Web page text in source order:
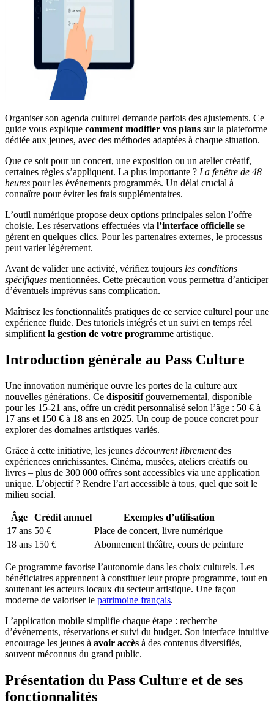
Organiser son agenda culturel demande parfois des ajustements. Ce
guide vous explique comment modifier vos plans sur la plateforme
dédiée aux jeunes, avec des méthodes adaptées à chaque situation.
Que ce soit pour un concert, une exposition ou un atelier créatif,
certaines règles s’appliquent. La plus importante ? La fenêtre de 48
heures pour les événements programmés. Un délai crucial à
connaître pour éviter les frais supplémentaires.
L’outil numérique propose deux options principales selon l’offre
choisie. Les réservations effectuées via l’interface officielle se
gèrent en quelques clics. Pour les partenaires externes, le processus
peut varier légèrement.
Avant de valider une activité, vérifiez toujours les conditions
spécifiques mentionnées. Cette précaution vous permettra d’anticiper
d’éventuels imprévus sans complication.
Maîtrisez les fonctionnalités pratiques de ce service culturel pour une
expérience fluide. Des tutoriels intégrés et un suivi en temps réel
simplifient la gestion de votre programme artistique.
Introduction générale au Pass Culture
Une innovation numérique ouvre les portes de la culture aux
nouvelles générations. Ce dispositifgouvernemental, disponible
pour les 15-21 ans, offre un crédit personnalisé selon l’âge : 50 € à
17 ans et 150 € à 18 ans en 2025. Un coup de pouce concret pour
explorer des domaines artistiques variés.
Grâce à cette initiative, les jeunes découvrent librementdes
expériences enrichissantes. Cinéma, musées, ateliers créatifs ou
livres – plus de 300 000 offres sont accessibles via une application
unique. L’objectif ? Rendre l’art accessible à tous, quel que soit le
milieu social.
Âge Crédit annuel
Exemples d’utilisation
17 ans 50 €
Place de concert, livre numérique
18 ans 150 € Abonnement théâtre, cours de peinture
Ce programme favorise l’autonomie dans les choix culturels. Les
bénéficiaires apprennent à constituer leur propre programme, tout en
soutenant les acteurs locaux du secteur artistique. Une façon
moderne de valoriser le patrimoine français.
L’application mobile simplifie chaque étape : recherche
d’événements, réservations et suivi du budget. Son interface intuitive
encourage les jeunes à avoir accès à des contenus diversifiés,
souvent méconnus du grand public.
Présentation du Pass Culture et de ses
fonctionnalités